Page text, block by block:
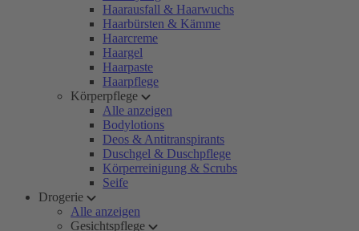
Haarausfall & Haarwuchs
Haarbürsten & Kämme
Haarcreme
Haargel
Haarpaste
Haarpflege
Körperpflege
Alle anzeigen
Bodylotions
Deos & Antitranspirants
Duschgel & Duschpflege
Körperreinigung & Scrubs
Seife
Drogerie
Alle anzeigen
Gesichtspflege